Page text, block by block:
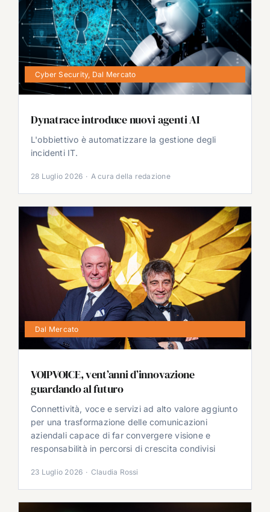
Cyber Security, Dal Mercato
Dynatrace introduce nuovi agenti AI
L'obbiettivo è automatizzare la gestione degli
incidenti IT.
28 Luglio 2026 · A cura della redazione
Dal Mercato
VOIPVOICE, vent’anni d’innovazione
guardando al futuro
Connettività, voce e servizi ad alto valore aggiunto
per una trasformazione delle comunicazioni
aziendali capace di far convergere visione e
responsabilità in percorsi di crescita condivisi
23 Luglio 2026 · Claudia Rossi